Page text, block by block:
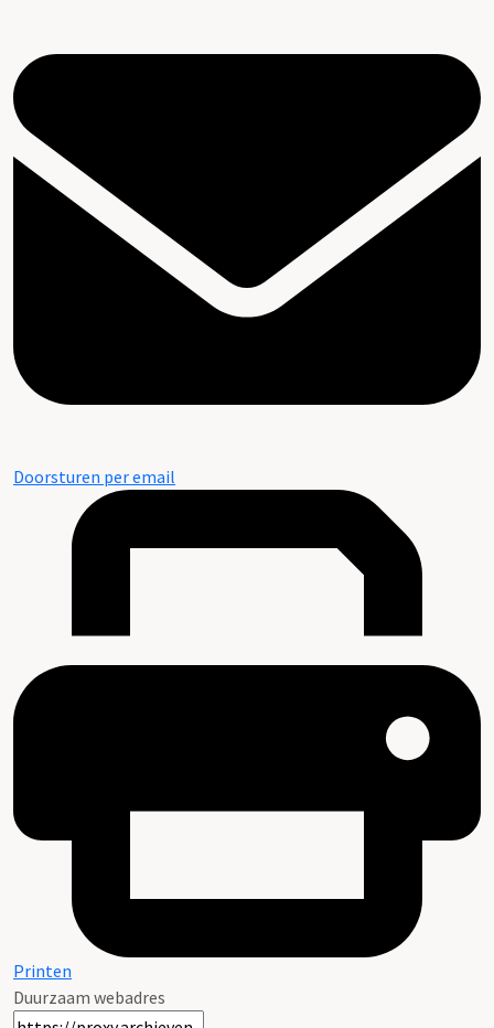
Doorsturen per email
Printen
Duurzaam webadres